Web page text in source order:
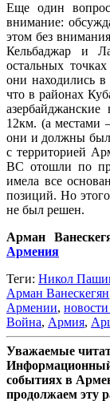
Еще один
внимание:
этом без
Кельбаджар и
остальных
они находились
что в районах
азербайджанские
12км. (а местами
они и должны
с территорией
ВС отошли по
имела все
позиций. Но
не был решен.
Арман
Армения
Теги: Никол
Арман Ванескегян
Армении,
Война, Армия,
Уважаемые
Информационный
событиях в
продолжаем эту